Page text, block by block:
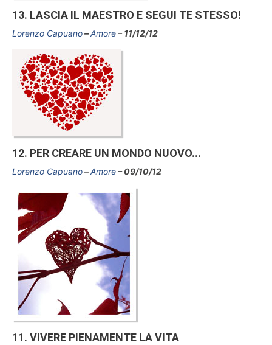
13. LASCIA IL MAESTRO E SEGUI TE STESSO!
Lorenzo Capuano Amore 11/12/12
12. PER CREARE UN MONDO NUOVO...
Lorenzo Capuano Amore 09/10/12
11. VIVERE PIENAMENTE LA VITA